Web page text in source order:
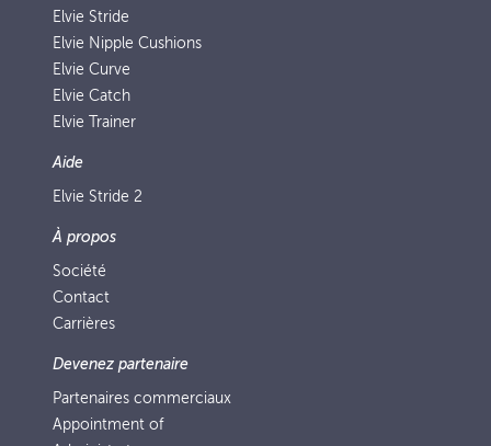
Elvie Stride
Elvie Nipple Cushions
Elvie Curve
Elvie Catch
Elvie Trainer
Aide
Elvie Stride 2
À propos
Société
Contact
Carrières
Devenez partenaire
Partenaires commerciaux
Appointment of